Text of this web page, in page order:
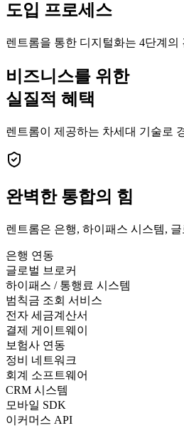
도입 프로세스
렌트롬을 통한 디지털화는 4단계
비즈니스를 위한
실질적 혜택
렌트롬이 제공하는 차세대 기술로
완벽한 통합의 힘
렌트롬은 은행, 하이패스 시스템,
은행 연동
글로벌 브로커
하이패스 / 통행료 시스템
범칙금 조회 서비스
전자 세금계산서
결제 게이트웨이
보험사 연동
정비 네트워크
회계 소프트웨어
CRM 시스템
모바일 SDK
이커머스 API